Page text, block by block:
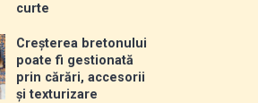
curte
Creșterea bretonului
poate fi gestionată
prin cărări, accesorii
și texturizare